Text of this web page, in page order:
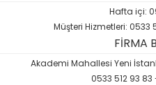
Hafta içi:
Müşteri Hizmetleri: 0533
FİRMA
Akademi Mahallesi Yeni
0533 512 93